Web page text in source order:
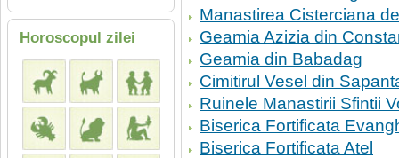
Horoscopul zilei
Manastirea Cisterciana
Geamia Azizia din
Geamia din Babadag
Cimitirul Vesel din
Ruinele Manastirii Sfintii
Biserica Fortificata
Biserica Fortificata Atel